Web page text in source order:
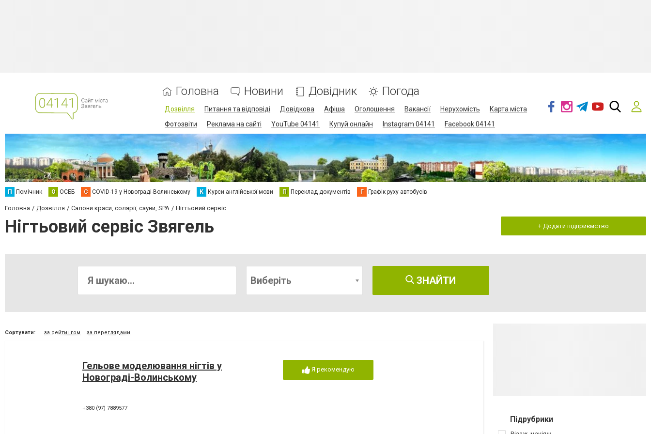
Головна Новини Довідник Погода
Дозвілля Питання та відповіді Довідкова Афіша Оголошення Вакансії Нерухомість
Карта міста
Фотозвіти
Реклама на сайті YouTube 04141 Купуй онлайн Instagram 04141 Facebook 04141
П Помічник О ОСББ C COVID-19 у Новограді-Волинському К Курси англійської мови П Переклад документів Г Графік руху автобусів
Головна Дозвілля Салони краси, солярії, сауни, SPA Нігтьовий сервіс
Нігтьовий сервіс Звягель + Додати підприємство
Виберіть ЗНАЙТИ
Сортувати: за рейтингом за переглядами
Гельове моделювання нігтів у
Новограді-Волинському
+380 (97) 7889577
Я рекомендую
Підрубрики